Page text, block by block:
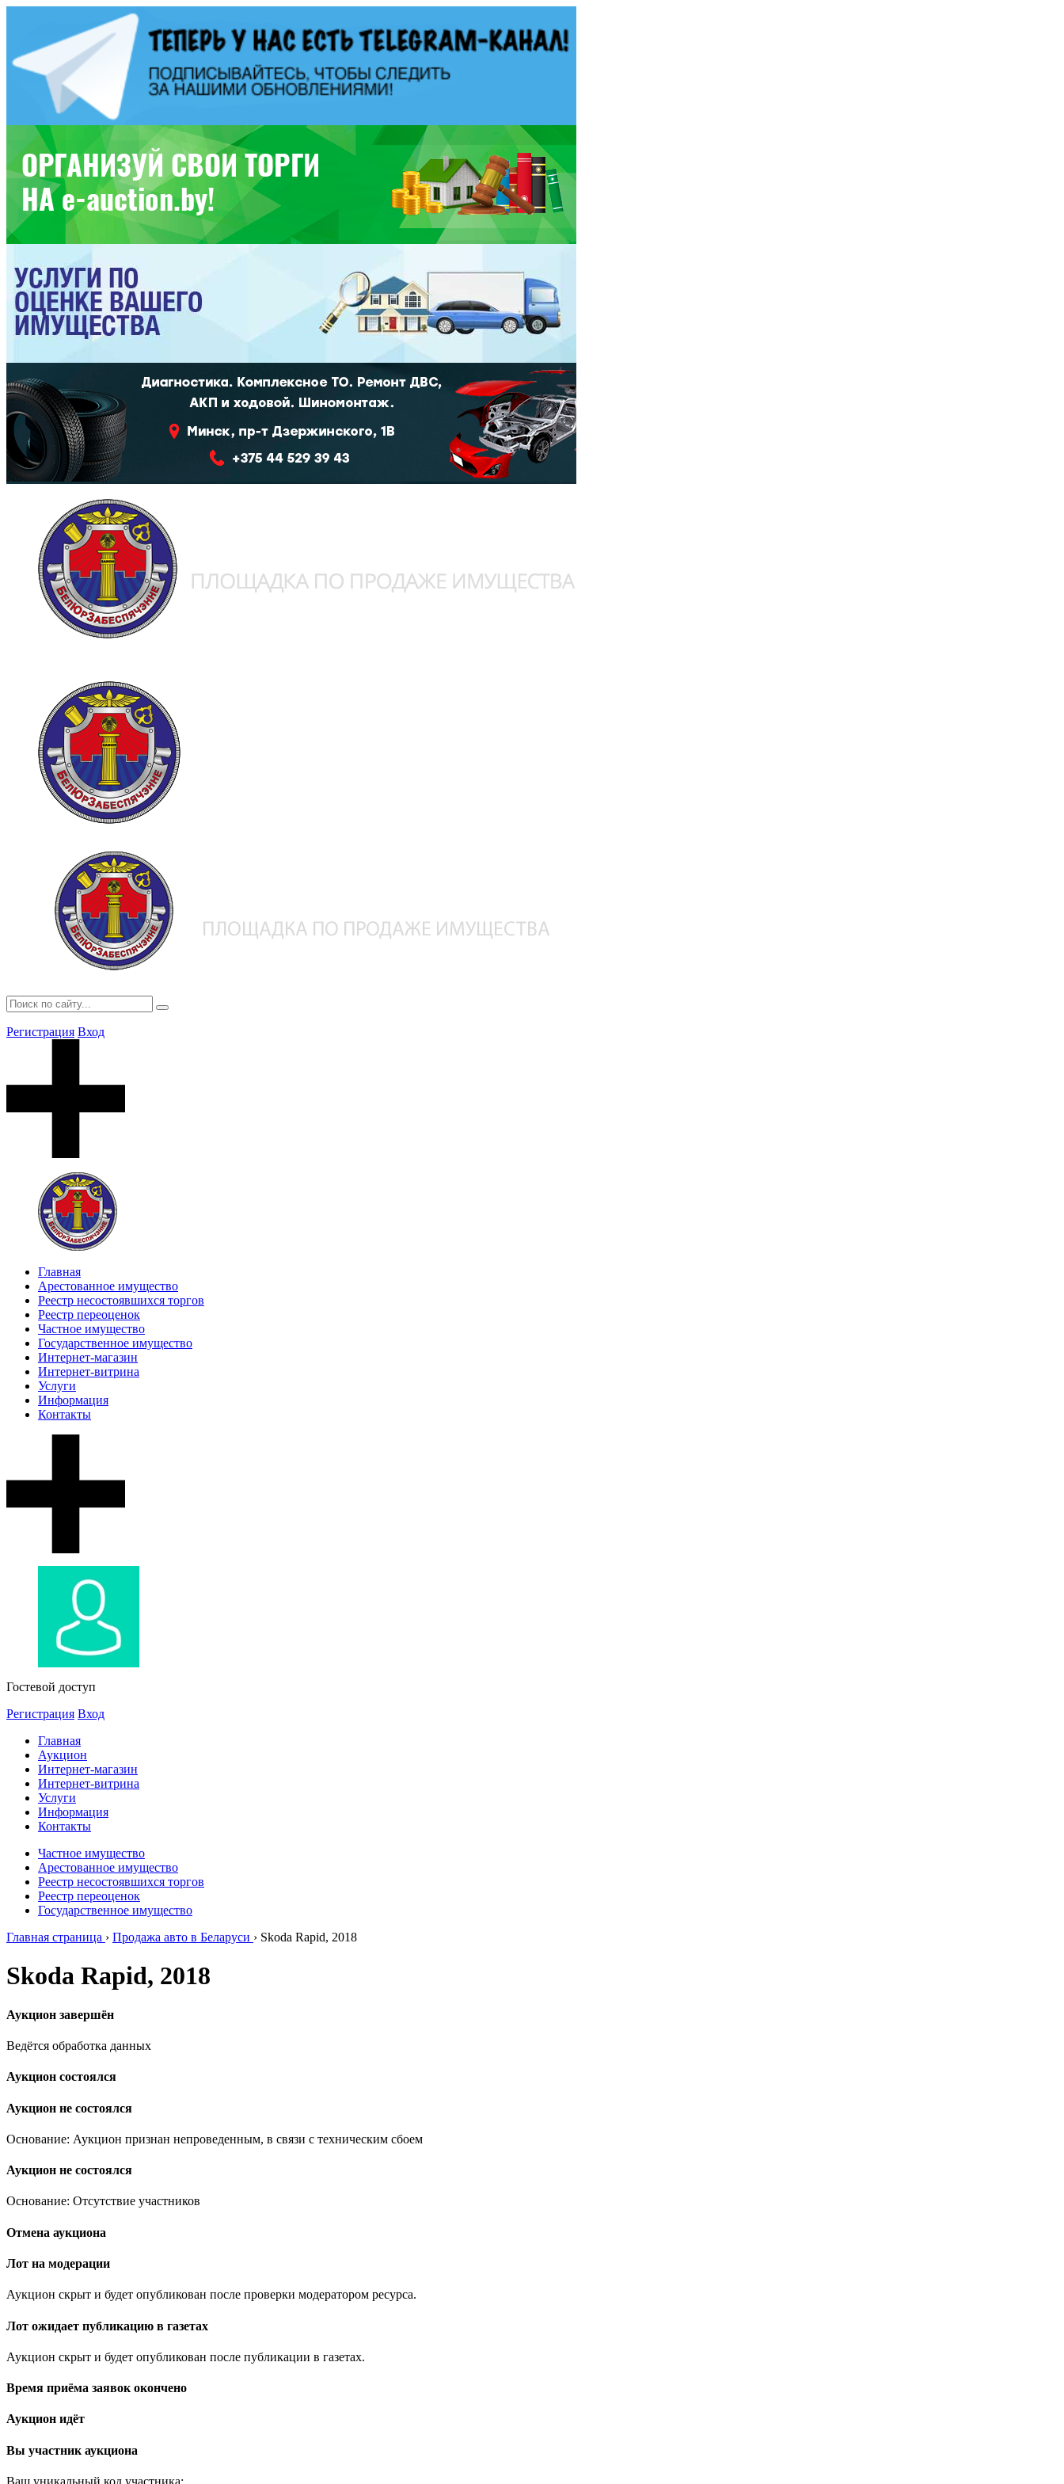
Регистрация Вход
Главная
Арестованное имущество
Реестр несостоявшихся торгов
Реестр переоценок
Частное имущество
Государственное имущество
Интернет-магазин
Интернет-витрина
Услуги
Информация
Контакты
Гостевой доступ
Регистрация Вход
Главная
Аукцион
Интернет-магазин
Интернет-витрина
Услуги
Информация
Контакты
Частное имущество
Арестованное имущество
Реестр несостоявшихся торгов
Реестр переоценок
Государственное имущество
Главная страница › Продажа авто в Беларуси › Skoda Rapid, 2018
Skoda Rapid, 2018
Аукцион завершён
Ведётся обработка данных
Аукцион состоялся
Аукцион не состоялся
Основание: Аукцион признан непроведенным, в связи с техническим сбоем
Аукцион не состоялся
Основание: Отсутствие участников
Отмена аукциона
Лот на модерации
Аукцион скрыт и будет опубликован после проверки модератором ресурса.
Лот ожидает публикацию в газетах
Аукцион скрыт и будет опубликован после публикации в газетах.
Время приёма заявок окончено
Аукцион идёт
Вы участник аукциона
Ваш уникальный код участника: .